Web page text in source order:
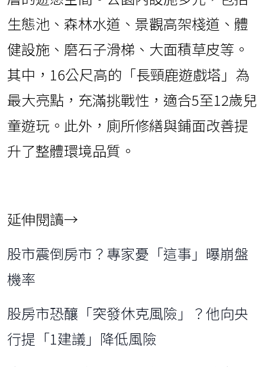
生態池、森林水道、景觀高架棧道、體
健設施、磨石子滑梯、大面積草皮等。
其中，16公尺高的「長頸鹿遊戲塔」為
最大亮點，充滿挑戰性，適合5至12歲兒
童遊玩。此外，廁所修繕與鋪面改善提
升了整體環境品質。
延伸閱讀→
股市震倒房市？專家憂「這事」曝崩盤
機率
股房市恐釀「突發休克風險」？他向央
行提「1建議」降低風險